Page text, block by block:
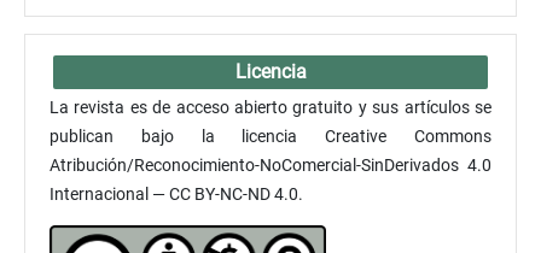
Licencia
La revista es de acceso abierto gratuito y sus artículos se
publican bajo la licencia Creative Commons
Atribución/Reconocimiento-NoComercial-SinDerivados 4.0
Internacional — CC BY-NC-ND 4.0.